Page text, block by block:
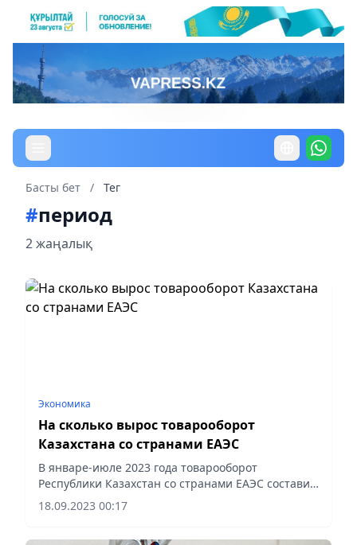
Басты бет / Тег
#период
2 жаңалық
Экономика
На сколько вырос товарооборот
Казахстана со странами ЕАЭС
В январе-июле 2023 года товарооборот
Республики Казахстан со странами ЕАЭС составил
16521,5 млн долларов, что в номинальном
выражении больше на 5,6% по сравнению с
18.09.2023 00:17